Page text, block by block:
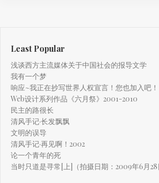
Least Popular
浅谈西方主流媒体关于中国社会的报导文学
我有一个梦
响应~我正在抄写世界人权宣言！您也加入吧！
Web设计系列作品《六月祭》2001-2010
民主的路很长
清风手记·长发飘飘
文明的误导
清风手记·再见啊！2002
论一个青年的死
当时只道是寻常[上]（拍摄日期：2009年6月28